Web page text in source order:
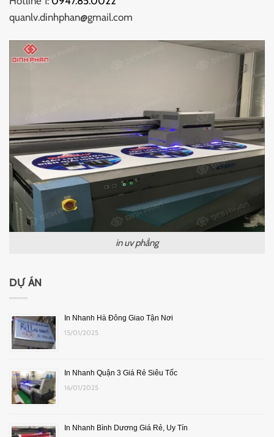
quanlv.dinhphan@gmail.com
in uv phẳng
DỰ ÁN
In Nhanh Hà Đông Giao Tận Nơi
15/01/2025
In Nhanh Quận 3 Giá Rẻ Siêu Tốc
16/01/2025
In Nhanh Bình Dương Giá Rẻ, Uy Tín